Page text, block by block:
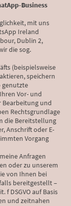
Business
mit uns
Ireland
Dublin 2,
die sog.
(beispielsweise
speichern
genutzte
Vor- und
Bearbeitung und
Rechtsgrundlage
die Bereitstellung
Anschrift oder E-
Vorgang
Anfragen
oder zu unserem
von Ihnen bei
bereitgestellt –
f DSGVO auf Basis
und zeitnahen